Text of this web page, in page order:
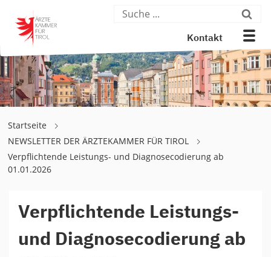
Kontakt
Startseite
NEWSLETTER DER ÄRZTEKAMMER FÜR TIROL
Verpflichtende Leistungs- und Diagnosecodierung ab
01.01.2026
Verpflichtende Leistungs-
und Diagnosecodierung ab